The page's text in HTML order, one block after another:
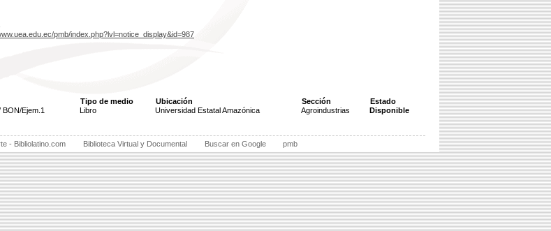
pmb/index.php?lvl=notice_display&id=987
Tipo de medio Ubicación Sección
Estado
BON/Ejem.1 Libro Universidad Estatal Amazónica Agroindustrias Disponible
- Bibliolatino.com Biblioteca Virtual y Documental Buscar en Google pmb